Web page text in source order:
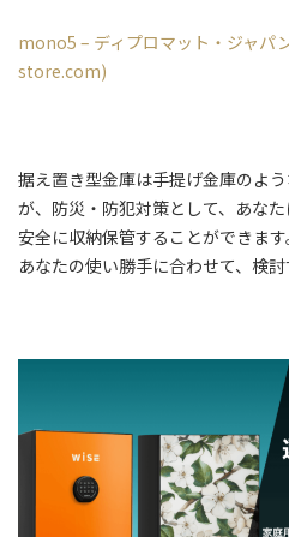
mono5 – ディプロマット・ジャ
store.com)
据え置き型金庫は手提げ金庫のよ
が、防災・防犯対策として、あな
安全に収納保管することができます
あなたの使い勝手に合わせて、検討